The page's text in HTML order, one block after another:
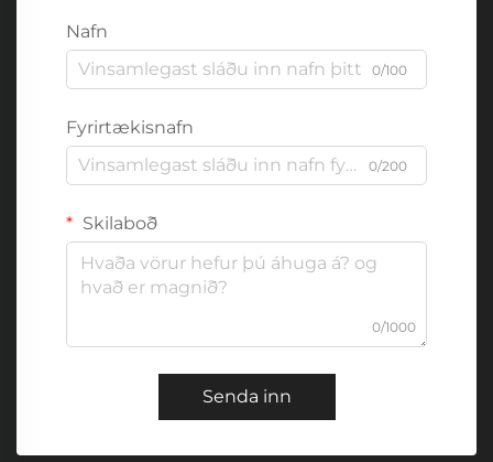
Nafn
0/100
Fyrirtækisnafn
0/200
Skilaboð
0/1000
Senda inn